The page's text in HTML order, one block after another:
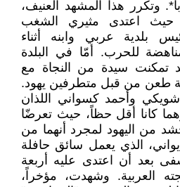
وتكرر هذا المشهد العنيف،
حيث اعتدى مثيري الشغب
بلدية عربي وابنه أثناء
للحرب. أمّا في البلدة
تمكنت سيدة من النجاة مع
طعن من قبل متطرفين يهود.
وأحمد كسواني اللذان
كانا أقل حظاً، حيث تعرضّا
من اليهود لمجرد أنهما من
الذي يعمل سائق حافلة
بعد أن اعتدى عليه أربعة
العربية. وشهدت، مؤخراً،